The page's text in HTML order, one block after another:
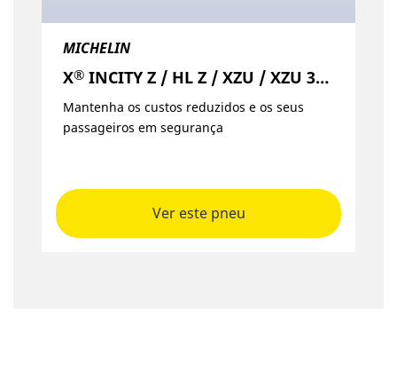
MICHELIN
X® INCITY Z / HL Z / XZU / XZU 3+ / EV Z
Mantenha os custos reduzidos e os seus
passageiros em segurança
Ver este pneu